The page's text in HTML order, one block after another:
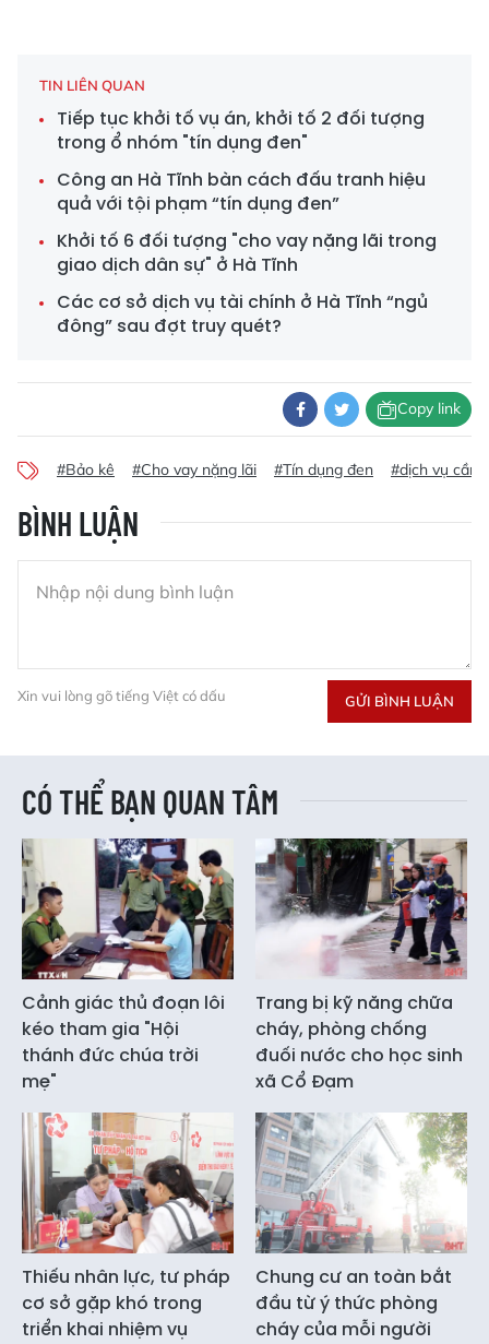
TIN LIÊN QUAN
Tiếp tục khởi tố vụ án, khởi tố 2 đối tượng
trong ổ nhóm "tín dụng đen"
Công an Hà Tĩnh bàn cách đấu tranh hiệu
quả với tội phạm “tín dụng đen”
Khởi tố 6 đối tượng "cho vay nặng lãi trong
giao dịch dân sự" ở Hà Tĩnh
Các cơ sở dịch vụ tài chính ở Hà Tĩnh “ngủ
đông” sau đợt truy quét?
Copy link
#Bảo kê #Cho vay nặng lãi #Tín dụng đen #dịch vụ cầm
BÌNH LUẬN
Xin vui lòng gõ tiếng Việt có dấu GỬI BÌNH LUẬN
CÓ THỂ BẠN QUAN TÂM
Cảnh giác thủ đoạn lôi
kéo tham gia "Hội
thánh đức chúa trời
mẹ"
Trang bị kỹ năng chữa
cháy, phòng chống
đuối nước cho học sinh
xã Cổ Đạm
Thiếu nhân lực, tư pháp
cơ sở gặp khó trong
triển khai nhiệm vụ
Chung cư an toàn bắt
đầu từ ý thức phòng
cháy của mỗi người